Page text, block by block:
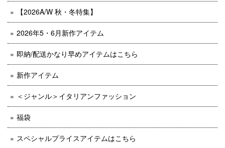
【2026A/W 秋・冬特集】
2026年5・6月新作アイテム
即納/配送かなり早めアイテムはこちら
新作アイテム
＜ジャンル＞イタリアンファッション
福袋
スペシャルプライスアイテムはこちら